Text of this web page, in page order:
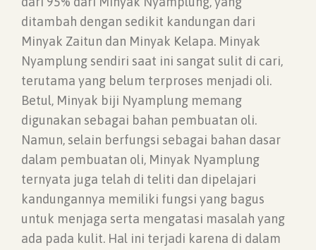
ditambah dengan sedikit kandungan dari
Minyak Zaitun dan Minyak Kelapa. Minyak
Nyamplung sendiri saat ini sangat sulit di cari,
terutama yang belum terproses menjadi oli.
Betul, Minyak biji Nyamplung memang
digunakan sebagai bahan pembuatan oli.
Namun, selain berfungsi sebagai bahan dasar
dalam pembuatan oli, Minyak Nyamplung
ternyata juga telah di teliti dan dipelajari
kandungannya memiliki fungsi yang bagus
untuk menjaga serta mengatasi masalah yang
ada pada kulit. Hal ini terjadi karena di dalam